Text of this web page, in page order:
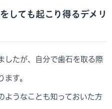
しても起こり得るデメリ
したが、自分で歯石を取る際
す。
ようなことも知っておいた方